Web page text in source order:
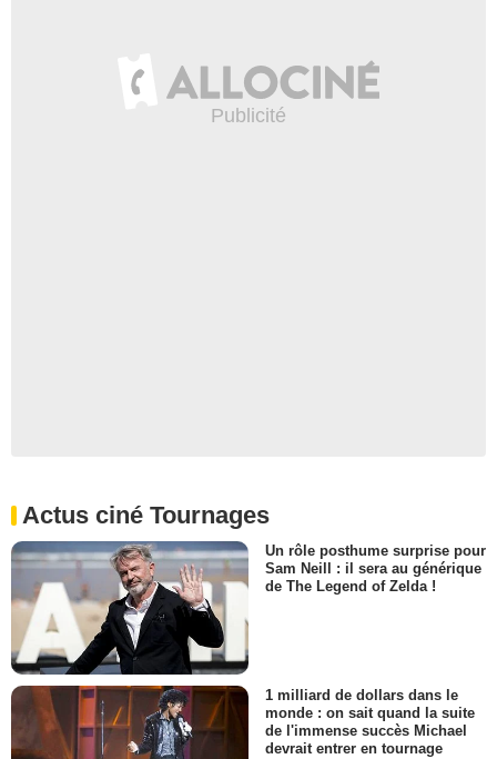
Actus ciné Tournages
Un rôle posthume surprise pour
Sam Neill : il sera au générique
de The Legend of Zelda !
1 milliard de dollars dans le
monde : on sait quand la suite
de l'immense succès Michael
devrait entrer en tournage